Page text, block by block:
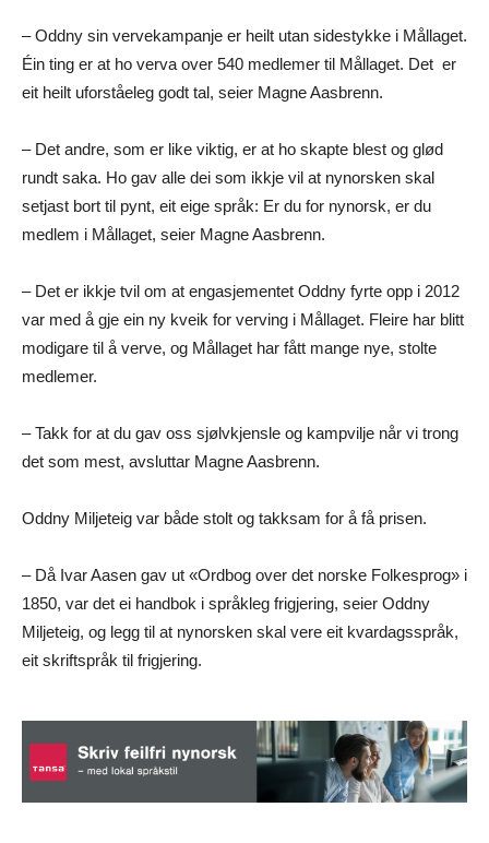
– Oddny sin vervekampanje er heilt utan sidestykke i Mållaget.
Éin ting er at ho verva over 540 medlemer til Mållaget. Det er
eit heilt uforståeleg godt tal, seier Magne Aasbrenn.
– Det andre, som er like viktig, er at ho skapte blest og glød
rundt saka. Ho gav alle dei som ikkje vil at nynorsken skal
setjast bort til pynt, eit eige språk: Er du for nynorsk, er du
medlem i Mållaget, seier Magne Aasbrenn.
– Det er ikkje tvil om at engasjementet Oddny fyrte opp i 2012
var med å gje ein ny kveik for verving i Mållaget. Fleire har blitt
modigare til å verve, og Mållaget har fått mange nye, stolte
medlemer.
– Takk for at du gav oss sjølvkjensle og kampvilje når vi trong
det som mest, avsluttar Magne Aasbrenn.
Oddny Miljeteig var både stolt og takksam for å få prisen.
– Då Ivar Aasen gav ut «Ordbog over det norske Folkesprog» i
1850, var det ei handbok i språkleg frigjering, seier Oddny
Miljeteig, og legg til at nynorsken skal vere eit kvardagsspråk,
eit skriftspråk til frigjering.